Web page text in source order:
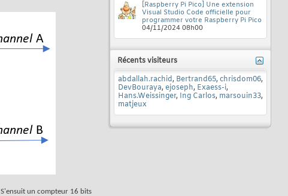
un compteur 16 bits
[Raspberry Pi Pico] Une extension
Visual Studio Code officielle pour
programmer votre Raspberry Pi Pico
04/11/2024 08h00
Récents visiteurs
abdallah.rachid, Bertrand65, chrisdom06,
DevBouraya, ejoseph, Exaess-i,
Hans.Weissinger, Ing Carlos, marsouin33,
matjeux